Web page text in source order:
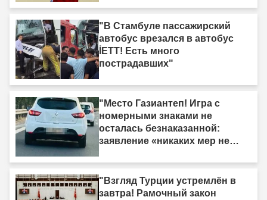
"В Стамбуле пассажирский
автобус врезался в автобус
İETT! Есть много
пострадавших"
"Место Газиантеп! Игра с
номерными знаками не
осталась безнаказанной:
заявление «никаких мер не
"Взгляд Турции устремлён в
завтра! Рамочный закон